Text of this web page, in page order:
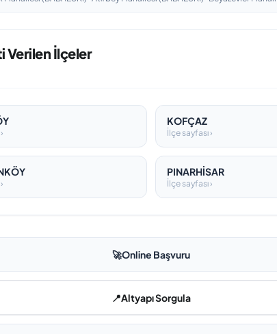
Verilen İlçeler
KOFÇAZ
İlçe sayfası ›
PINARHİSAR
İlçe sayfası ›
🚀Online Başvuru
📍Altyapı Sorgula